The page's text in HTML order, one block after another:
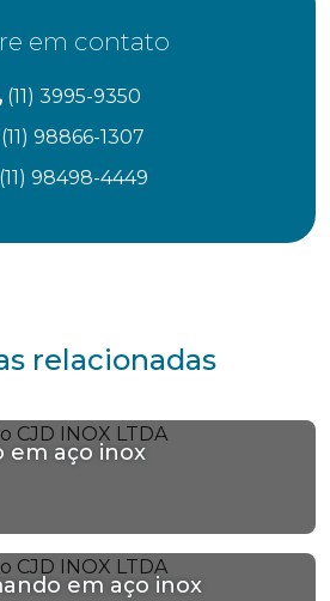
em contato
(11) 3995-9350
(11) 98866-1307
98498-4449
relacionadas
em aço inox
em aço inox